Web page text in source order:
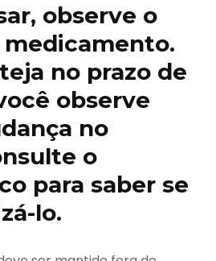
observe o
no prazo de
observe
no
o
para saber se
lo.